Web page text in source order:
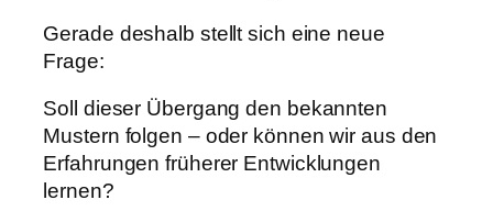
Gerade deshalb stellt sich eine neue
Frage:
Soll dieser Übergang den bekannten
Mustern folgen – oder können wir aus den
Erfahrungen früherer Entwicklungen
lernen?